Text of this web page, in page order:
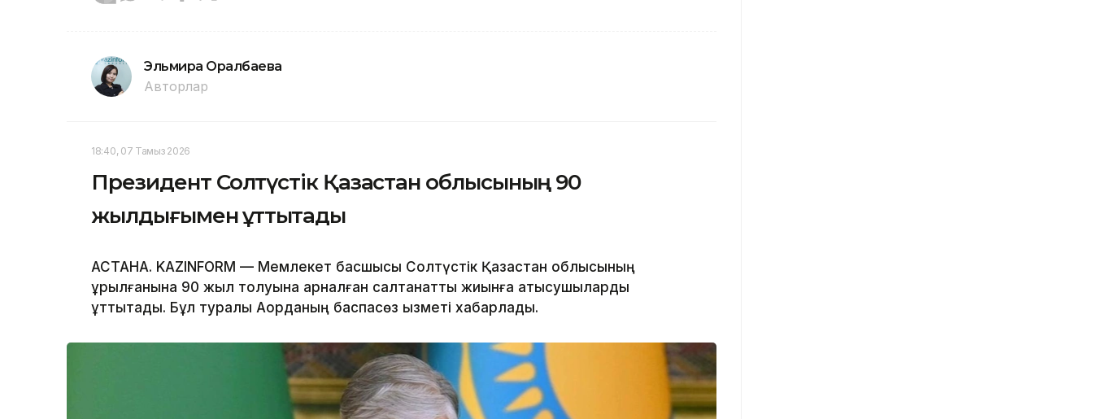
Эльмира Оралбаева
Авторлар
18:40, 07 Тамыз 2026
Президент Солтүстік Қазақстан облысының 90
жылдығымен құттықтады
АСТАНА. KAZINFORM — Мемлекет басшысы Солтүстік Қазақстан облысының
құрылғанына 90 жыл толуына арналған салтанатты жиынға қатысушыларды
құттықтады. Бұл туралы Ақорданың баспасөз қызметі хабарлады.